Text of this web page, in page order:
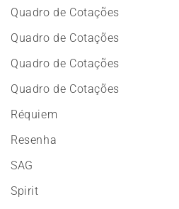
Quadro de Cotações
Quadro de Cotações
Quadro de Cotações
Quadro de Cotações
Réquiem
Resenha
SAG
Spirit